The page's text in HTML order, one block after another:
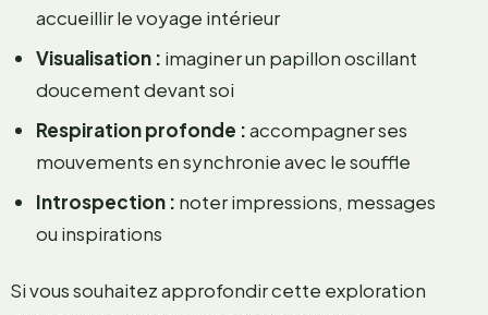
accueillir le voyage intérieur
Visualisation : imaginer un papillon oscillant
doucement devant soi
Respiration profonde :accompagner ses
mouvements en synchronie avec le souffle
Introspection : noter impressions, messages
ou inspirations
Si vous souhaitez approfondir cette exploration